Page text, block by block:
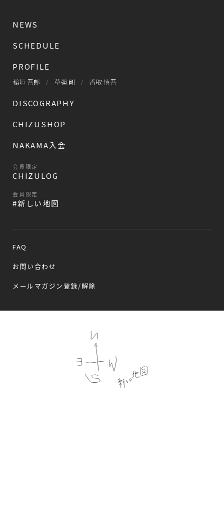
NEWS
SCHEDULE
PROFILE
稲垣 吾郎 草彅 剛 香取 慎吾
DISCOGRAPHY
CHIZUSHOP
NAKAMA入会
会員限定
CHIZULOG
会員限定
#新しい地図
FAQ
お問い合わせ
メールマガジン登録/解除